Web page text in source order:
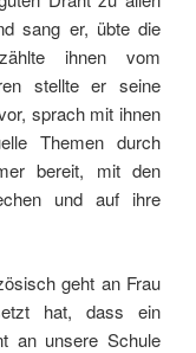
sang er, übte die
ihnen vom
stellte er seine
sprach mit ihnen
Themen durch
bereit, mit den
und auf ihre
geht an Frau
hat, dass ein
an unsere Schule